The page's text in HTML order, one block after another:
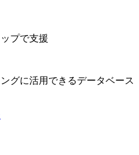
プで支援
グに活用できるデータベース